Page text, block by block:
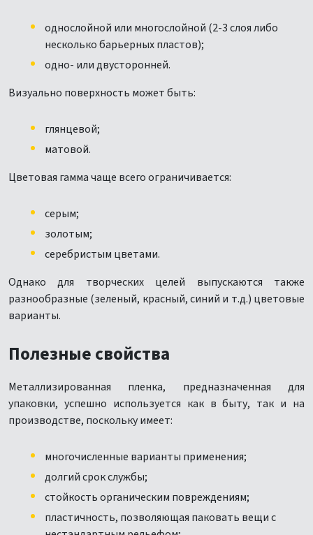
однослойной или многослойной (2-3 слоя либо
несколько барьерных пластов);
одно- или двусторонней.
Визуально поверхность может быть:
глянцевой;
матовой.
Цветовая гамма чаще всего ограничивается:
серым;
золотым;
серебристым цветами.
Однако для творческих целей выпускаются также
разнообразные (зеленый, красный, синий и т.д.) цветовые
варианты.
Полезные свойства
Металлизированная пленка, предназначенная для
упаковки, успешно используется как в быту, так и на
производстве, поскольку имеет:
многочисленные варианты применения;
долгий срок службы;
стойкость органическим повреждениям;
пластичность, позволяющая паковать вещи с